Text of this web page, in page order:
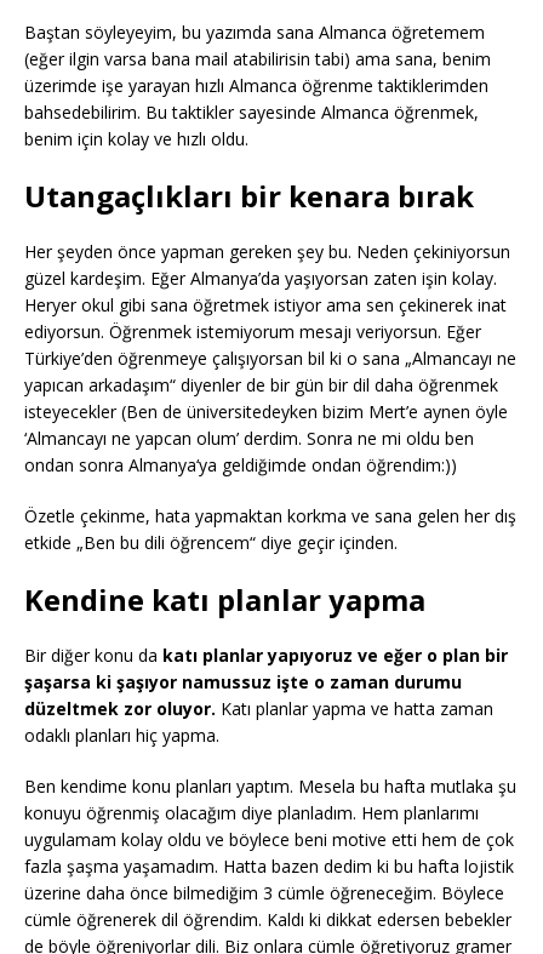
Baştan söyleyeyim, bu yazımda sana Almanca öğretemem
(eğer ilgin varsa bana mail atabilirisin tabi) ama sana, benim
üzerimde işe yarayan hızlı Almanca öğrenme taktiklerimden
bahsedebilirim. Bu taktikler sayesinde Almanca öğrenmek,
benim için kolay ve hızlı oldu.
Utangaçlıkları bir kenara bırak
Her şeyden önce yapman gereken şey bu. Neden çekiniyorsun
güzel kardeşim. Eğer Almanya’da yaşıyorsan zaten işin kolay.
Heryer okul gibi sana öğretmek istiyor ama sen çekinerek inat
ediyorsun. Öğrenmek istemiyorum mesajı veriyorsun. Eğer
Türkiye’den öğrenmeye çalışıyorsan bil ki o sana „Almancayı ne
yapıcan arkadaşım“ diyenler de bir gün bir dil daha öğrenmek
isteyecekler (Ben de üniversitedeyken bizim Mert’e aynen öyle
‘Almancayı ne yapcan olum’ derdim. Sonra ne mi oldu ben
ondan sonra Almanya‘ya geldiğimde ondan öğrendim:))
Özetle çekinme, hata yapmaktan korkma ve sana gelen her dış
etkide „Ben bu dili öğrencem“ diye geçir içinden.
Kendine katı planlar yapma
Bir diğer konu da katı planlar yapıyoruz ve eğer o plan bir
şaşarsa ki şaşıyor namussuz işte o zaman durumu
düzeltmek zor oluyor. Katı planlar yapma ve hatta zaman
odaklı planları hiç yapma.
Ben kendime konu planları yaptım. Mesela bu hafta mutlaka şu
konuyu öğrenmiş olacağım diye planladım. Hem planlarımı
uygulamam kolay oldu ve böylece beni motive etti hem de çok
fazla şaşma yaşamadım. Hatta bazen dedim ki bu hafta lojistik
üzerine daha önce bilmediğim 3 cümle öğreneceğim. Böylece
cümle öğrenerek dil öğrendim. Kaldı ki dikkat edersen bebekler
de böyle öğreniyorlar dili. Biz onlara cümle öğretiyoruz gramer